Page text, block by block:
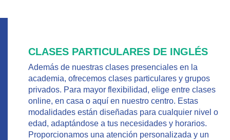
CLASES PARTICULARES DE INGLÉS
Además de nuestras clases presenciales en la
academia, ofrecemos clases particulares y grupos
privados. Para mayor flexibilidad, elige entre clases
online, en casa o aquí en nuestro centro. Estas
modalidades están diseñadas para cualquier nivel o
edad, adaptándose a tus necesidades y horarios.
Proporcionamos una atención personalizada y un